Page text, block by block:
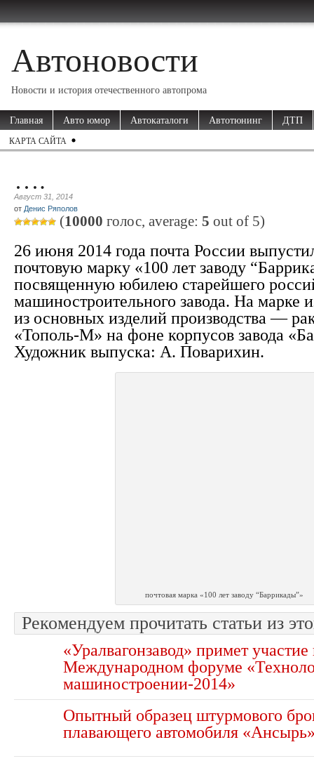
Автоновости
Новости и история отечественного автопрома
Главная Авто юмор Автокаталоги Автотюнинг ДТП
КАРТА САЙТА
….
Август 31, 2014
от Денис Ряполов
(10000 голос, average: 5 out of 5)
26 июня 2014 года почта России
почтовую марку «100 лет заводу
посвященную юбилею старейшего
машиностроительного завода. На марке
из основных изделий производства —
«Тополь-М» на фоне корпусов завода
Художник выпуска: А. Поварихин.
почтовая марка «100 лет заводу “Баррикады”»
Рекомендуем прочитать статьи из
«Уралвагонзавод» примет участие
Международном форуме
машиностроении-2014»
Опытный образец штурмового
плавающего автомобиля